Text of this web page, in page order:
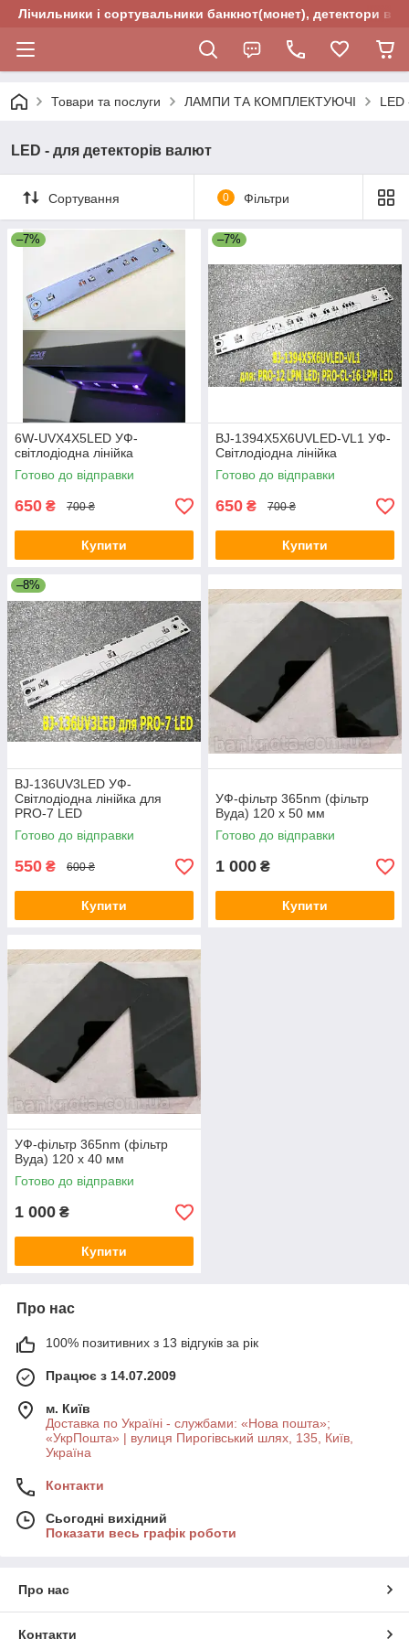
Лічильники і сортувальники банкнот(монет), детектори
Товари та послуги ЛАМПИ ТА КОМПЛЕКТУЮЧІ LED
LED - для детекторів валют
Сортування 0 Фільтри
–7%
6W-UVX4X5LED УФ-
світлодіодна лінійка
Готово до відправки
650 ₴ 700 ₴
Купити
–7%
BJ-1394X5X6UVLED-VL1 УФ-
Світлодіодна лінійка
Готово до відправки
650 ₴ 700 ₴
Купити
–8%
BJ-136UV3LED УФ-
Світлодіодна лінійка для
PRO-7 LED
Готово до відправки
550 ₴ 600 ₴
Купити
УФ-фільтр 365nm (фільтр
Вуда) 120 х 50 мм
Готово до відправки
1 000 ₴
Купити
УФ-фільтр 365nm (фільтр
Вуда) 120 х 40 мм
Готово до відправки
1 000 ₴
Купити
Про нас
100% позитивних з 13 відгуків за рік
Працює з 14.07.2009
м. Київ
Доставка по Україні - службами: «Нова пошта»;
«УкрПошта» | вулиця Пирогівський шлях, 135, Київ,
Україна
Контакти
Сьогодні вихідний
Показати весь графік роботи
Про нас
Контакти